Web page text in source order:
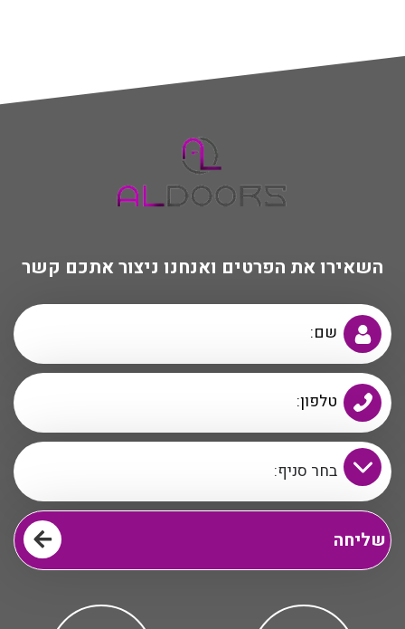
השאירו את הפרטים ואנחנו ניצור אתכם קשר